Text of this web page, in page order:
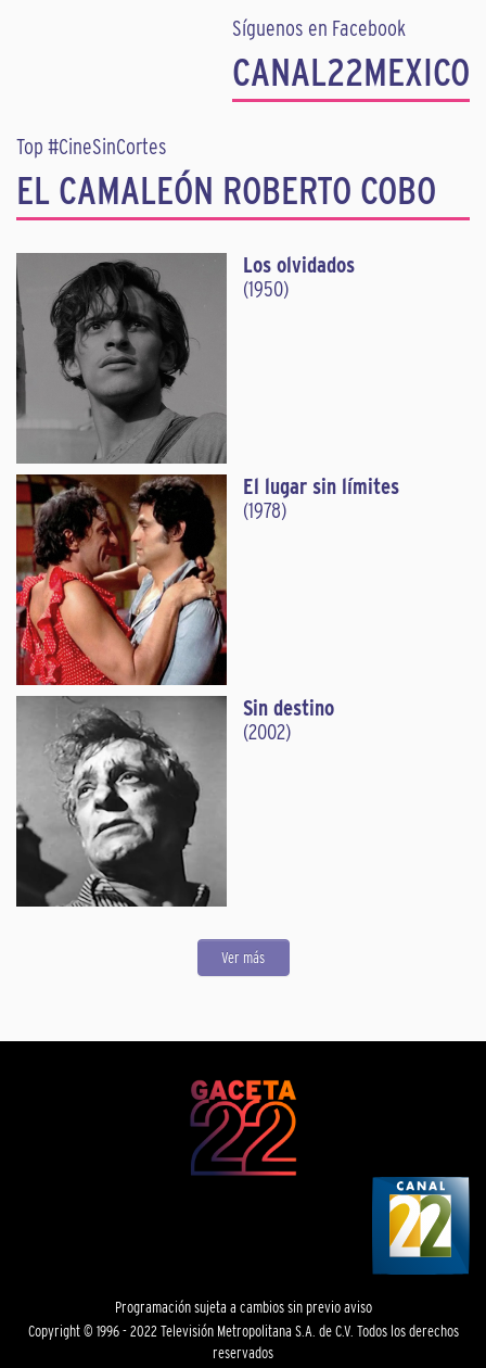
Síguenos en Facebook
CANAL22MEXICO
Top #CineSinCortes
EL CAMALEÓN ROBERTO COBO
Los olvidados
(1950)
El lugar sin límites
(1978)
Sin destino
(2002)
Ver más
Programación sujeta a cambios sin previo aviso
Copyright © 1996 - 2022 Televisión Metropolitana S.A. de C.V. Todos los derechos
reservados